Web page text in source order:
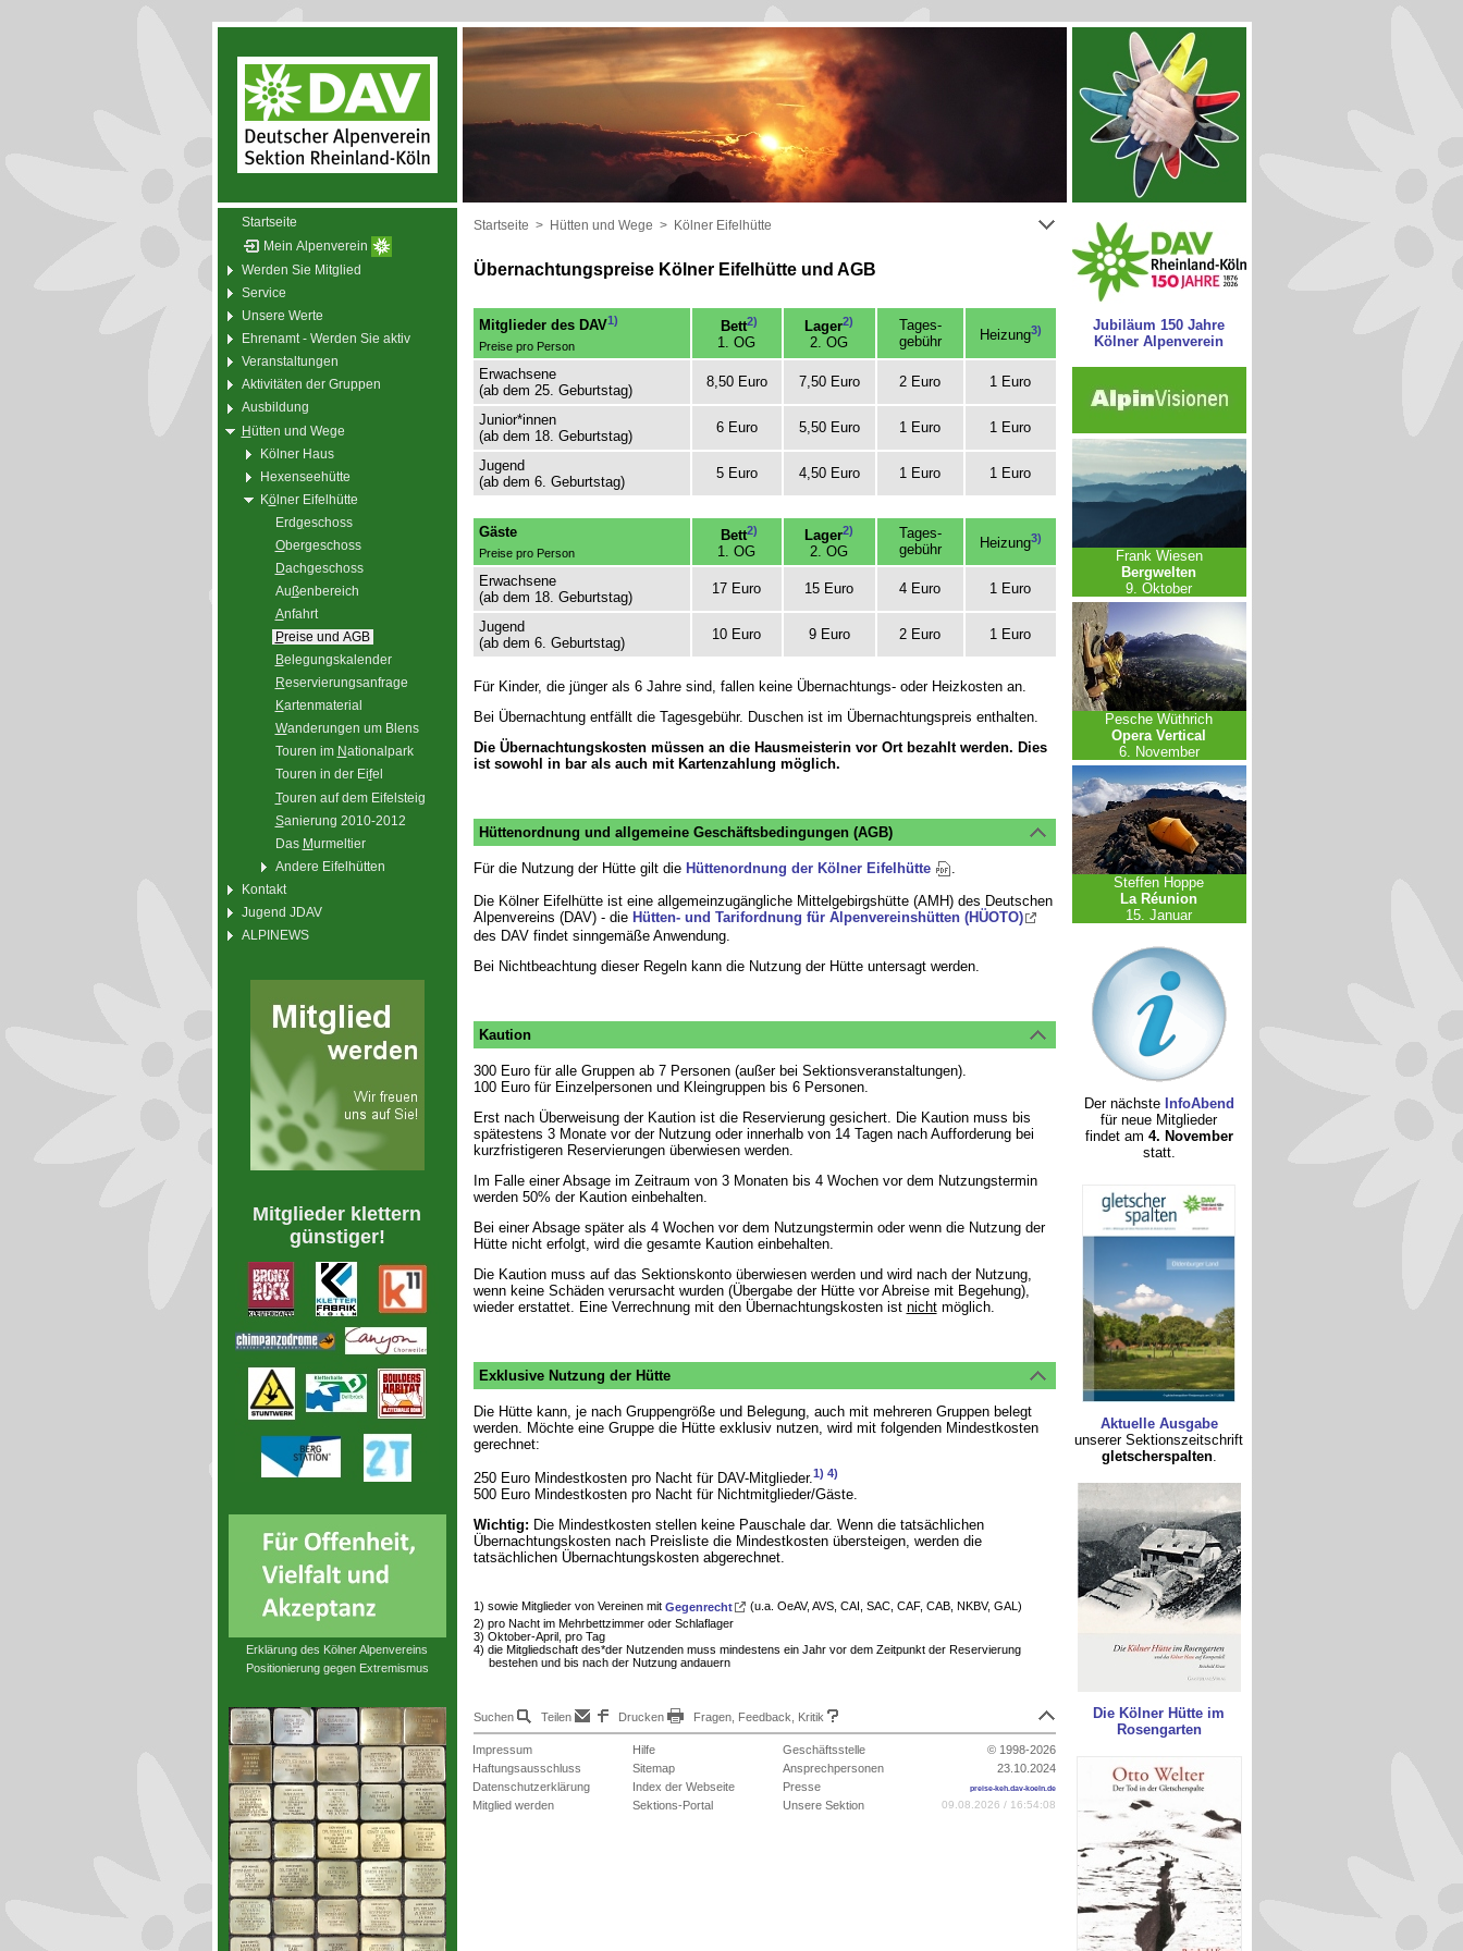
Startseite
Mein Alpenverein
Werden Sie Mitglied
Service
Unsere Werte
Ehrenamt - Werden Sie aktiv
Veranstaltungen
Aktivitäten der Gruppen
Ausbildung
Hütten und Wege
Kölner Haus
Hexenseehütte
Kölner Eifelhütte
Erdgeschoss
Obergeschoss
Dachgeschoss
Außenbereich
Anfahrt
Preise und AGB
Belegungskalender
Reservierungsanfrage
Kartenmaterial
Wanderungen um Blens
Touren im Nationalpark
Touren in der Eifel
Touren auf dem Eifelsteig
Sanierung 2010-2012
Das Murmeltier
Andere Eifelhütten
Kontakt
Jugend JDAV
ALPINEWS
Mitglieder klettern
günstiger!
Erklärung des Kölner Alpenvereins
Positionierung gegen Extremismus
Startseite > Hütten und Wege > Kölner Eifelhütte
Übernachtungspreise Kölner Eifelhütte und AGB
Mitglieder des DAV1)
Preise pro Person
Bett2)
1. OG
Lager2)
2. OG
Tages-
gebühr
Heizung3)
Erwachsene
(ab dem 25. Geburtstag)
8,50 Euro 7,50 Euro 2 Euro 1 Euro
Junior*innen
(ab dem 18. Geburtstag)
6 Euro 5,50 Euro 1 Euro 1 Euro
Jugend
(ab dem 6. Geburtstag)
5 Euro 4,50 Euro 1 Euro 1 Euro
Gäste
Preise pro Person
Bett2)
1. OG
Lager2)
2. OG
Tages-
gebühr
Heizung3)
Erwachsene
(ab dem 18. Geburtstag)
17 Euro 15 Euro 4 Euro 1 Euro
Jugend
(ab dem 6. Geburtstag)
10 Euro 9 Euro 2 Euro 1 Euro
Für Kinder, die jünger als 6 Jahre sind, fallen keine Übernachtungs- oder Heizkosten an.
Bei Übernachtung entfällt die Tagesgebühr. Duschen ist im Übernachtungspreis enthalten.
Die Übernachtungskosten müssen an die Hausmeisterin vor Ort bezahlt werden. Dies
ist sowohl in bar als auch mit Kartenzahlung möglich.
Hüttenordnung und allgemeine Geschäftsbedingungen (AGB)
Für die Nutzung der Hütte gilt die Hüttenordnung der Kölner Eifelhütte .
Die Kölner Eifelhütte ist eine allgemeinzugängliche Mittelgebirgshütte (AMH) des Deutschen
Alpenvereins (DAV) - die Hütten- und Tarifordnung für Alpenvereinshütten (HÜOTO)
des DAV findet sinngemäße Anwendung.
Bei Nichtbeachtung dieser Regeln kann die Nutzung der Hütte untersagt werden.
Kaution
300 Euro für alle Gruppen ab 7 Personen (außer bei Sektionsveranstaltungen).
100 Euro für Einzelpersonen und Kleingruppen bis 6 Personen.
Erst nach Überweisung der Kaution ist die Reservierung gesichert. Die Kaution muss bis
spätestens 3 Monate vor der Nutzung oder innerhalb von 14 Tagen nach Aufforderung bei
kurzfristigeren Reservierungen überwiesen werden.
Im Falle einer Absage im Zeitraum von 3 Monaten bis 4 Wochen vor dem Nutzungstermin
werden 50% der Kaution einbehalten.
Bei einer Absage später als 4 Wochen vor dem Nutzungstermin oder wenn die Nutzung der
Hütte nicht erfolgt, wird die gesamte Kaution einbehalten.
Die Kaution muss auf das Sektionskonto überwiesen werden und wird nach der Nutzung,
wenn keine Schäden verursacht wurden (Übergabe der Hütte vor Abreise mit Begehung),
wieder erstattet. Eine Verrechnung mit den Übernachtungskosten ist nichtmöglich.
Exklusive Nutzung der Hütte
Die Hütte kann, je nach Gruppengröße und Belegung, auch mit mehreren Gruppen belegt
werden. Möchte eine Gruppe die Hütte exklusiv nutzen, wird mit folgenden Mindestkosten
gerechnet:
250 Euro Mindestkosten pro Nacht für DAV-Mitglieder.1) 4)
500 Euro Mindestkosten pro Nacht für Nichtmitglieder/Gäste.
Wichtig: Die Mindestkosten stellen keine Pauschale dar. Wenn die tatsächlichen
Übernachtungskosten nach Preisliste die Mindestkosten übersteigen, werden die
tatsächlichen Übernachtungskosten abgerechnet.
1) sowie Mitglieder von Vereinen mit Gegenrecht
(u.a. OeAV, AVS, CAI, SAC, CAF, CAB, NKBV, GAL)
2) pro Nacht im Mehrbettzimmer oder Schlaflager
3) Oktober-April, pro Tag
4) die Mitgliedschaft des*der Nutzenden muss mindestens ein Jahr vor dem Zeitpunkt der Reservierung
bestehen und bis nach der Nutzung andauern
Suchen Teilen Drucken Fragen, Feedback, Kritik
Impressum
Haftungsausschluss
Datenschutzerklärung
Mitglied werden
Hilfe
Sitemap
Index der Webseite
Sektions-Portal
Geschäftsstelle
Ansprechpersonen
Presse
Unsere Sektion
© 1998-2026
23.10.2024
preise-keh.dav-koeln.de
09.08.2026 / 16:54:08
Jubiläum 150 Jahre
Kölner Alpenverein
Frank Wiesen
Bergwelten
9. Oktober
Pesche Wüthrich
Opera Vertical
6. November
Steffen Hoppe
La Réunion
15. Januar
Der nächste InfoAbend
für neue Mitglieder
findet am 4. November
statt.
Aktuelle Ausgabe
unserer Sektionszeitschrift
gletscherspalten.
Die Kölner Hütte im
Rosengarten